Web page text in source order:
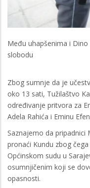
Među uhapšenima i
slobodu
Zbog sumnje da je
oko 13 sati, Tužilaštvo
određivanje pritvora za
Adela Rahića i Eminu
Saznajemo da pripadnici
pronaći Kundu zbog
Općinskom sudu u
osumnjičenim koji se
opasnosti.